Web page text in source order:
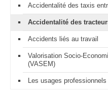
Accidentalité des taxis
Accidentalité des
Accidents liés au travail
Valorisation Socio-
(VASEM)
Les usages